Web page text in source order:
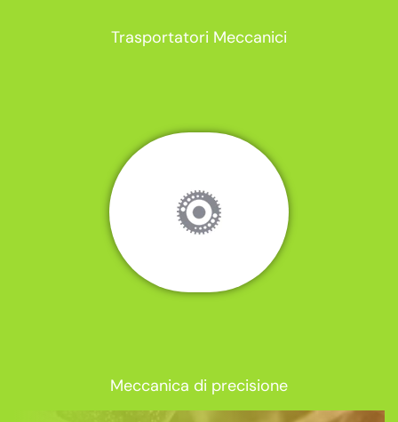
Trasportatori Meccanici
Meccanica di precisione